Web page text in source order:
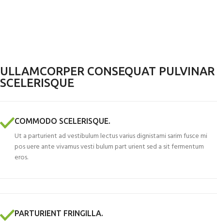
ULLAMCORPER CONSEQUAT PULVINAR
SCELERISQUE
COMMODO SCELERISQUE.
Ut a parturient ad vestibulum lectus varius dignistami sarim fusce mi
pos uere ante vivamus vesti bulum part urient sed a sit fermentum
eros.
PARTURIENT FRINGILLA.